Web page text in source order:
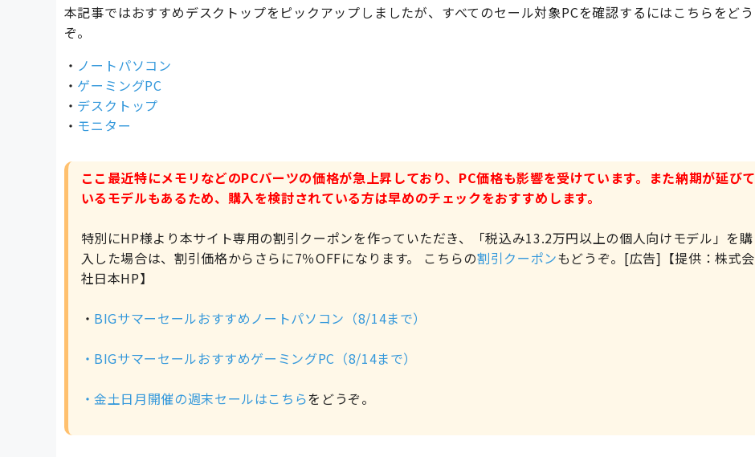
本記事ではおすすめデスクトップをピックアップしましたが、すべてのセール対象PCを確認するにはこちらをどう
ぞ。
・ ノートパソコン
・ ゲーミングPC
・ デスクトップ
・ モニター
ここ最近特にメモリなどのPCパーツの価格が急上昇しており、PC価格も影響を受けています。また納期が延びて
いるモデルもあるため、購入を検討されている方は早めのチェックをおすすめします。
特別にHP様より本サイト専用の割引クーポンを作っていただき、「税込み13.2万円以上の個人向けモデル」を購
入した場合は、割引価格からさらに7％OFFになります。 こちらの割引クーポンもどうぞ。[広告]【提供：株式会
社日本HP】
・ BIGサマーセールおすすめノートパソコン（8/14まで）
・ BIGサマーセールおすすめゲーミングPC（8/14まで）
・金土日月開催の週末セールはこちらをどうぞ。